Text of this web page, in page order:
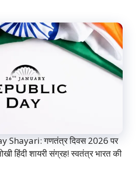
Shayari: गणतंत्र दिवस 2026 पर
हिंदी शायरी संग्रह! स्वतंत्र भारत की